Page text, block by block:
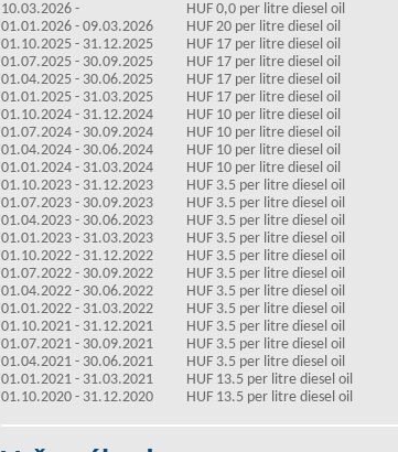
10.03.2026 -
HUF 0,0 per litre diesel oil
01.01.2026 - 09.03.2026
HUF 20 per litre diesel oil
01.10.2025 - 31.12.2025
HUF 17 per litre diesel oil
01.07.2025 - 30.09.2025
HUF 17 per litre diesel oil
01.04.2025 - 30.06.2025
HUF 17 per litre diesel oil
01.01.2025 - 31.03.2025
HUF 17 per litre diesel oil
01.10.2024 - 31.12.2024
HUF 10 per litre diesel oil
01.07.2024 - 30.09.2024
HUF 10 per litre diesel oil
01.04.2024 - 30.06.2024
HUF 10 per litre diesel oil
01.01.2024 - 31.03.2024
HUF 10 per litre diesel oil
01.10.2023 - 31.12.2023
HUF 3.5 per litre diesel oil
01.07.2023 - 30.09.2023
HUF 3.5 per litre diesel oil
01.04.2023 - 30.06.2023
HUF 3.5 per litre diesel oil
01.01.2023 - 31.03.2023
HUF 3.5 per litre diesel oil
01.10.2022 - 31.12.2022
HUF 3.5 per litre diesel oil
01.07.2022 - 30.09.2022
HUF 3.5 per litre diesel oil
01.04.2022 - 30.06.2022
HUF 3.5 per litre diesel oil
01.01.2022 - 31.03.2022
HUF 3.5 per litre diesel oil
01.10.2021 - 31.12.2021
HUF 3.5 per litre diesel oil
01.07.2021 - 30.09.2021
HUF 3.5 per litre diesel oil
01.04.2021 - 30.06.2021
HUF 3.5 per litre diesel oil
01.01.2021 - 31.03.2021
HUF 13.5 per litre diesel oil
01.10.2020 - 31.12.2020
HUF 13.5 per litre diesel oil